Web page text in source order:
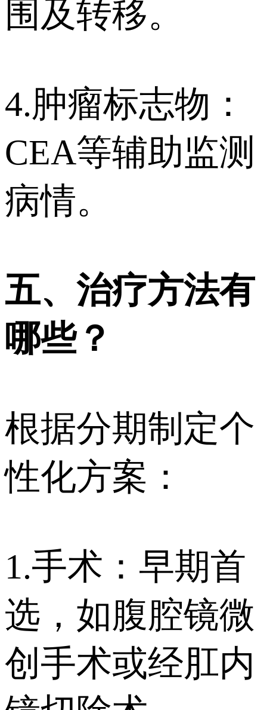
围及转移。
4.肿瘤标志物：
CEA等辅助监测
病情。
五、治疗方法有
哪些？
根据分期制定个
性化方案：
1.手术：早期首
选，如腹腔镜微
创手术或经肛内